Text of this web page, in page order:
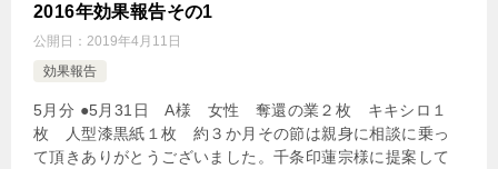
2016年効果報告その1
公開日： 2019年4月11日
効果報告
5月分 ●5月31日 A様 女性 奪還の業２枚 キキシロ１
枚 人型漆黒紙１枚 約３か月その節は親身に相談に乗っ
て頂きありがとうございました。千条印蓮宗様に提案して